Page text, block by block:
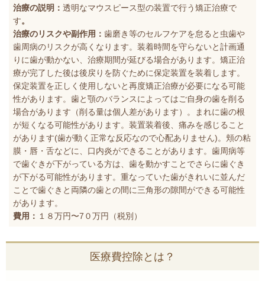
治療の説明： 透明なマウスピース型の装置で行う矯正治療で
す。
治療のリスクや副作用： 歯磨き等のセルフケアを怠ると虫歯や
歯周病のリスクが高くなります。装着時間を守らないと計画通
りに歯が動かない、治療期間が延びる場合があります。矯正治
療が完了した後は後戻りを防ぐために保定装置を装着します。
保定装置を正しく使用しないと再度矯正治療が必要になる可能
性があります。歯と顎のバランスによってはご自身の歯を削る
場合があります（削る量は個人差があります）。まれに歯の根
が短くなる可能性があります。装置装着後、痛みを感じること
があります(歯が動く正常な反応なので心配ありません)。頬の粘
膜・唇・舌などに、口内炎ができることがあります。歯周病等
で歯ぐきが下がっている方は、歯を動かすことでさらに歯ぐき
が下がる可能性があります。重なっていた歯がきれいに並んだ
ことで歯ぐきと両隣の歯との間に三角形の隙間ができる可能性
があります。
費用： １８万円〜7０万円（税別）
医療費控除とは？